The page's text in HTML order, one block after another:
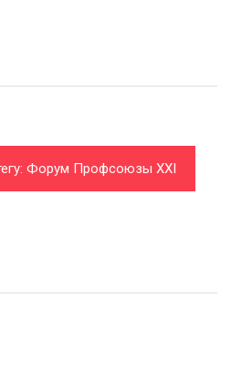
Форум Профсоюзы XXI